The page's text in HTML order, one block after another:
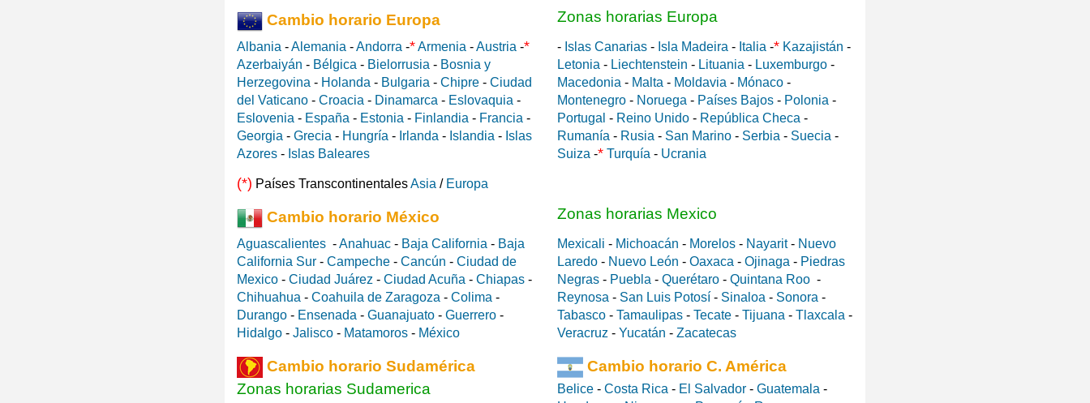
Cambio horario Europa Zonas horarias Europa
Albania -Alemania -Andorra -*Armenia -Austria -*
Azerbaiyán - Bélgica - Bielorrusia - Bosnia y
Herzegovina - Holanda - Bulgaria - Chipre - Ciudad
del Vaticano - Croacia - Dinamarca - Eslovaquia -
Eslovenia - España - Estonia - Finlandia - Francia -
Georgia - Grecia - Hungría - Irlanda - Islandia - Islas
Azores - Islas Baleares
- Islas Canarias - Isla Madeira - Italia -* Kazajistán -
Letonia - Liechtenstein - Lituania - Luxemburgo -
Macedonia - Malta - Moldavia - Mónaco -
Montenegro - Noruega - Países Bajos - Polonia -
Portugal - Reino Unido - República Checa -
Rumanía - Rusia - San Marino - Serbia - Suecia -
Suiza -* Turquía - Ucrania
(*) Países TranscontinentalesAsia / Europa
Cambio horario México Zonas horarias Mexico
Aguascalientes -Anahuac - Baja California - Baja
California Sur - Campeche - Cancún - Ciudad de
Mexico - Ciudad Juárez - Ciudad Acuña - Chiapas -
Chihuahua - Coahuila de Zaragoza - Colima -
Durango - Ensenada - Guanajuato - Guerrero -
Hidalgo - Jalisco - Matamoros - México
Mexicali - Michoacán - Morelos - Nayarit- Nuevo
Laredo - Nuevo León - Oaxaca - Ojinaga - Piedras
Negras - Puebla - Querétaro - Quintana Roo -
Reynosa - San Luis Potosí - Sinaloa - Sonora -
Tabasco - Tamaulipas - Tecate - Tijuana - Tlaxcala -
Veracruz - Yucatán - Zacatecas
Cambio horario Sudamérica
Zonas horarias Sudamerica
Cambio horario C. América
Belice - Costa Rica - El Salvador - Guatemala -